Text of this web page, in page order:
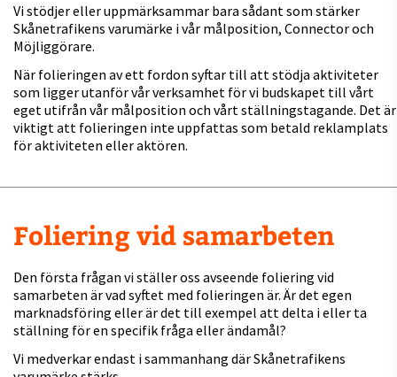
Vi stödjer eller uppmärksammar bara sådant som stärker
Skånetrafikens varumärke i vår målposition, Connector och
Möjliggörare.
När folieringen av ett fordon syftar till att stödja aktiviteter
som ligger utanför vår verksamhet för vi budskapet till vårt
eget utifrån vår målposition och vårt ställningstagande. Det är
viktigt att folieringen inte uppfattas som betald reklamplats
för aktiviteten eller aktören.
Foliering vid samarbeten
Den första frågan vi ställer oss avseende foliering vid
samarbeten är vad syftet med folieringen är. Är det egen
marknadsföring eller är det till exempel att delta i eller ta
ställning för en specifik fråga eller ändamål?
Vi medverkar endast i sammanhang där Skånetrafikens